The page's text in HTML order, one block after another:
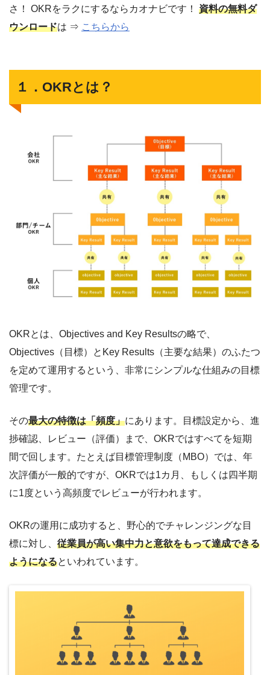
さ！ OKRをラクにするならカオナビです！ 資料の無料ダ
ウンロードは ⇒ こちらから
１．OKRとは？
OKRとは、Objectives and Key Resultsの略で、
Objectives（目標）とKey Results（主要な結果）のふたつ
を定めて運用するという、非常にシンプルな仕組みの目標
管理です。
その最大の特徴は「頻度」にあります。目標設定から、進
捗確認、レビュー（評価）まで、OKRではすべてを短期
間で回します。たとえば目標管理制度（MBO）では、年
次評価が一般的ですが、OKRでは1カ月、もしくは四半期
に1度という高頻度でレビューが行われます。
OKRの運用に成功すると、野心的でチャレンジングな目
標に対し、 従業員が高い集中力と意欲をもって達成できる
ようになるといわれています。